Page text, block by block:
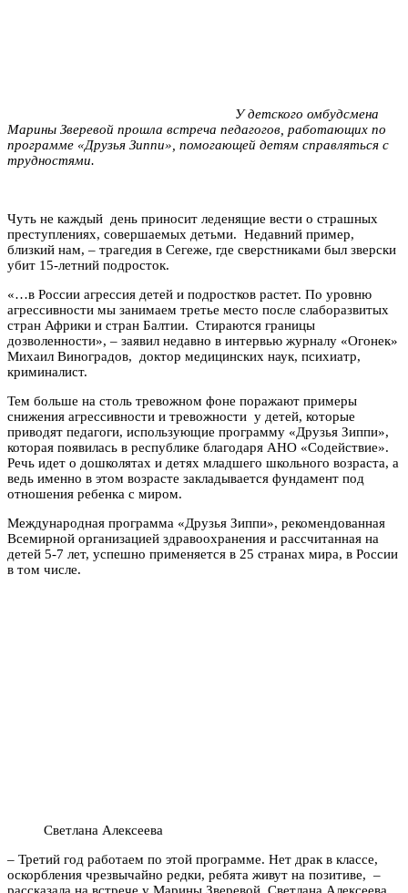
У детского омбудсмена
Марины Зверевой прошла встреча педагогов, работающих по
программе «Друзья Зиппи», помогающей детям справляться с
трудностями.
Чуть не каждый день приносит леденящие вести о страшных
преступлениях, совершаемых детьми. Недавний пример,
близкий нам, – трагедия в Сегеже, где сверстниками был зверски
убит 15-летний подросток.
«…в России агрессия детей и подростков растет. По уровню
агрессивности мы занимаем третье место после слаборазвитых
стран Африки и стран Балтии. Стираются границы
дозволенности», – заявил недавно в интервью журналу «Огонек»
Михаил Виноградов, доктор медицинских наук, психиатр,
криминалист.
Тем больше на столь тревожном фоне поражают примеры
снижения агрессивности и тревожности у детей, которые
приводят педагоги, использующие программу «Друзья Зиппи»,
которая появилась в республике благодаря АНО «Содействие».
Речь идет о дошколятах и детях младшего школьного возраста, а
ведь именно в этом возрасте закладывается фундамент под
отношения ребенка с миром.
Международная программа «Друзья Зиппи», рекомендованная
Всемирной организацией здравоохранения и рассчитанная на
детей 5-7 лет, успешно применяется в 25 странах мира, в России
в том числе.
Светлана Алексеева
– Третий год работаем по этой программе. Нет драк в классе,
оскорбления чрезвычайно редки, ребята живут на позитиве, –